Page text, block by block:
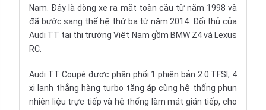
Nam. Đây là dòng xe ra mắt toàn cầu từ năm 1998 và
đã bước sang thế hệ thứ ba từ năm 2014. Đối thủ của
Audi TT tại thị trường Việt Nam gồm BMW Z4 và Lexus
RC.
Audi TT Coupé được phân phối 1 phiên bản 2.0 TFSI, 4
xi lanh thẳng hàng turbo tăng áp cùng hệ thống phun
nhiên liệu trực tiếp và hệ thống làm mát gián tiếp, cho